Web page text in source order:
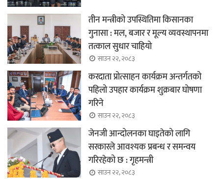
तीन मन्त्रीको उपस्थितिमा किसानका
गुनासा : मल, बजार र मूल्य व्यवस्थापनमा
तत्काल सुधार चाहियो
साउन २२, २०८३
करदाता प्रोत्साहन कार्यक्रम अन्तर्गतको
पहिलो उपहार कार्यक्रम शुक्रबार घोषणा
गरिने
साउन २२, २०८३
जेनजी आन्दोलनका घाइतेको लागि
सरकारले आवश्यक प्रबन्ध र समन्वय
गरिरहेको छ : गृहमन्त्री
साउन २२, २०८३